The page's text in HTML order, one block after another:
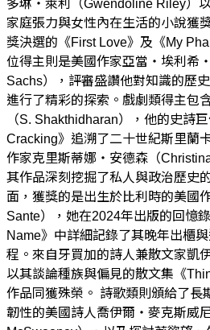
多琳・萊利（Gwendoline Riley）
家庭張力與女性內在生活的小說獲
獎決選的《First Love》及《My
位得主則是美國作家亞當・埃利希
Sachs），評審盛讚他對知識的歷
進行了精彩的探索。戲劇類得主包
（S. Shakthidharan），他的史詩
Cracking》追溯了二十世紀斯里蘭
作家克里斯蒂娜・安德森（
其作品深刻挖掘了私人與政治歷史
面，獲獎的是出生於比利時的美國
Sante），她在2024年出版的回憶
Name》中詳細記錄了其晚年出櫃
程。來自牙買加的詩人兼散文家凱
以其談論種族與偏見的散文集《
作品同獲殊榮。 詩歌類則頒給了長
韌性的美國詩人喬伊爾・麥克斯威